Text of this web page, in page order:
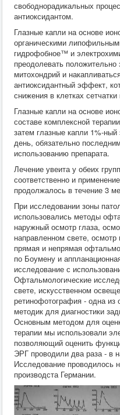
свободнорадикальных
антиоксидантом.
Глазные капли на основе
органическими
гидрофобное™ и
преодолевать
митохондрий и
антиоксидантный эффект,
снижения в клетках
Глазные капли на основе
составе комплексной
затем глазные капли 1%-
день, обязательно
использованию препарата.
Лечение увеита у обеих
соответственно и
продолжалось в течение 3
При исследовании зоны
использовались методы
наружный осмотр глаза,
направленном свете,
прямая и непрямая
по Боумену и
исследование с
Офтальмологические
свете, искусственном
ретинофотография - одна из
методик для диагностики
Основным методом для
терапии мы использовали
позволяющий оценить
ЭРГ проводили два раза - в
Исследование проводилось
производста Германии.